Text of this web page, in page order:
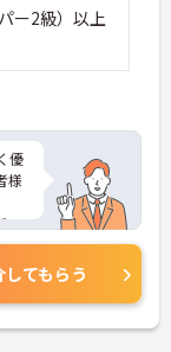
ー2級）以上
優
様
ー
さ
してもらう